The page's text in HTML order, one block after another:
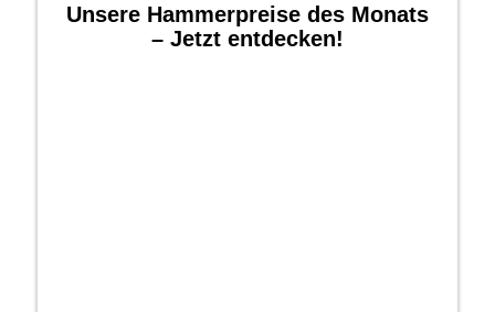
Unsere Hammerpreise des Monats
– Jetzt entdecken!